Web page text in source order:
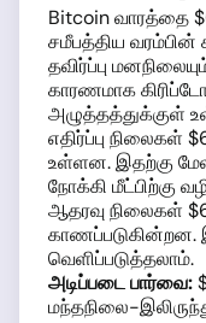
Bitcoin வாரத்தை
சமீபத்திய
தவிர்ப்பு
காரணமாக
அழுத்தத்துக்குள்
எதிர்ப்பு நிலைகள்
உள்ளன. இதற்கு
நோக்கி மீட்பிற்கு
ஆதரவு நிலைகள்
காணப்படுகின்றன.
வெளிப்படுத்தலாம்.
அடிப்படை பார்வை:
மந்தநிலை-